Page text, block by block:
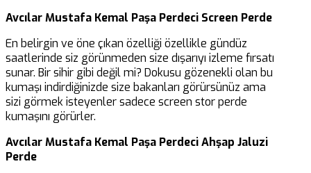
Avcılar Mustafa Kemal Paşa Perdeci Screen Perde
En belirgin ve öne çıkan özelliği özellikle gündüz
saatlerinde siz görünmeden size dışarıyı izleme fırsatı
sunar. Bir sihir gibi değil mi? Dokusu gözenekli olan bu
kumaşı indirdiğinizde size bakanları görürsünüz ama
sizi görmek isteyenler sadece screen stor perde
kumaşını görürler.
Avcılar Mustafa Kemal Paşa Perdeci Ahşap Jaluzi
Perde